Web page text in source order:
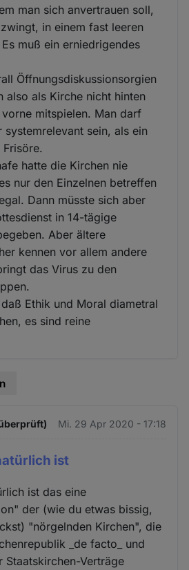
man sich anvertrauen soll,
in einem fast leeren
muß ein erniedrigendes
Öffnungsdiskussionsorgien
also als Kirche nicht hinten
mitspielen. Man darf
sein, als ein
hatte die Kirchen nie
nur den Einzelnen betreffen
Dann müsste sich aber
in 14-tägige
Aber ältere
kennen vor allem andere
das Virus zu den
Ethik und Moral diametral
es sind reine
Mi. 29 Apr 2020 - 17:18
ist
ist das eine
der (wie du etwas bissig,
"nörgelnden Kirchen", die
_de facto_ und
Verträge